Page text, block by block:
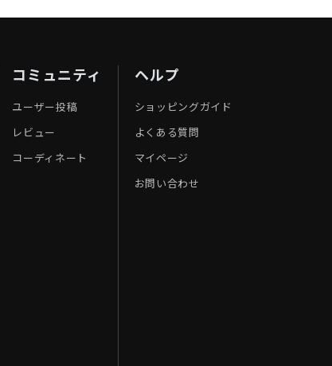
コミュニティ
ユーザー投稿
レビュー
コーディネート
ヘルプ
ショッピングガイド
よくある質問
マイページ
お問い合わせ